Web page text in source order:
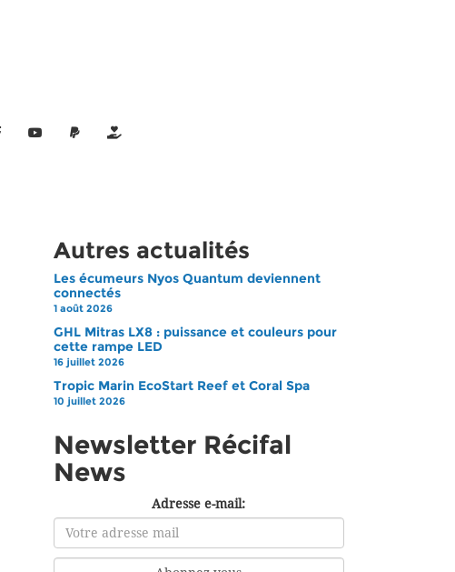
Autres actualités
Les écumeurs Nyos Quantum deviennent
connectés
1 août 2026
GHL Mitras LX8 : puissance et couleurs pour
cette rampe LED
16 juillet 2026
Tropic Marin EcoStart Reef et Coral Spa
10 juillet 2026
Newsletter Récifal
News
Adresse e-mail: